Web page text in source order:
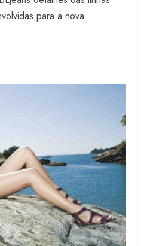
para a nova
US$63,7 bilhões em
licenciados